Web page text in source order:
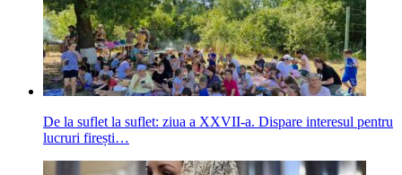
De la suflet la suflet: ziua a XXVII-a. Dispare interesul pentru
lucruri firești…